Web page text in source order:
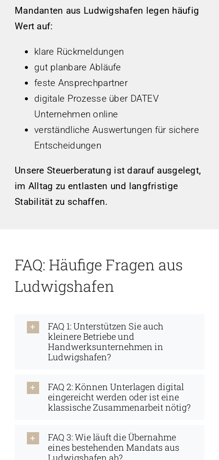
Mandanten aus Ludwigshafen legen häufig
Wert auf:
klare Rückmeldungen
gut planbare Abläufe
feste Ansprechpartner
digitale Prozesse über DATEV
Unternehmen online
verständliche Auswertungen für sichere
Entscheidungen
Unsere Steuerberatung ist darauf ausgelegt,
im Alltag zu entlasten und langfristige
Stabilität zu schaffen.
FAQ: Häufige Fragen aus
Ludwigshafen
FAQ 1: Unterstützen Sie auch
kleinere Betriebe und
Handwerksunternehmen in
Ludwigshafen?
FAQ 2: Können Unterlagen digital
eingereicht werden oder ist eine
klassische Zusammenarbeit nötig?
FAQ 3: Wie läuft die Übernahme
eines bestehenden Mandats aus